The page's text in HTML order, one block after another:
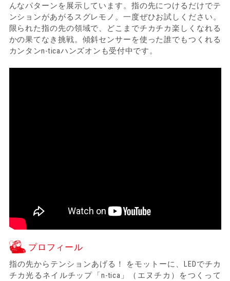
んなパターンを展示しています。指の先につけるだけでテ
ンションがあがるスグレモノ。一度ぜひお試しください。
限られた指の先の領域で、どこまでチカチカ楽しくなれる
かの果てなき挑戦。傾斜センサーを使った誰でもつくれる
カンタンn-ticaハンズオンも受付中です。
プロフィール
指の先からテンションあげる！ をモットーに、LEDでチカ
チカ光るネイルチップ「n-tica」（エヌチカ）をつくって